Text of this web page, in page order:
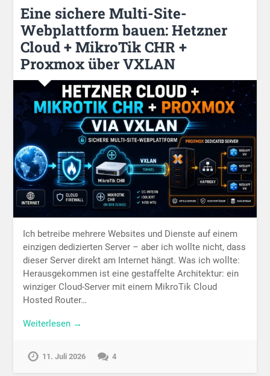
Eine sichere Multi-Site-
Webplattform bauen: Hetzner
Cloud + MikroTik CHR +
Proxmox über VXLAN
Ich betreibe mehrere Websites und Dienste auf einem
einzigen dedizierten Server – aber ich wollte nicht, dass
dieser Server direkt am Internet hängt. Was ich wollte:
Herausgekommen ist eine gestaffelte Architektur: ein
winziger Cloud-Server mit einem MikroTik Cloud
Hosted Router…
Weiterlesen →
11. Juli 2026 4